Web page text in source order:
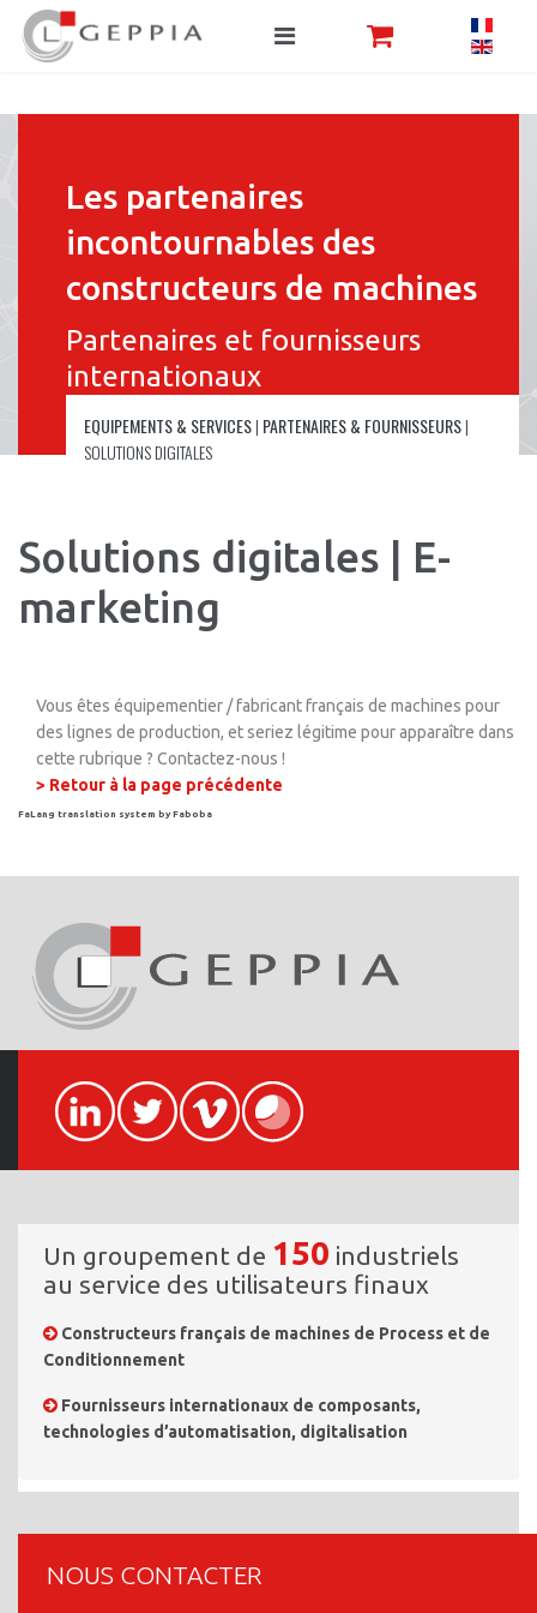
Les partenaires
incontournables des
constructeurs de machines
Partenaires et fournisseurs
internationaux
EQUIPEMENTS & SERVICES| PARTENAIRES & FOURNISSEURS|
SOLUTIONS DIGITALES
Solutions digitales | E-
marketing
Vous êtes équipementier / fabricant français de machines pour
des lignes de production, et seriez légitime pour apparaître dans
cette rubrique ? Contactez-nous !
> Retour à la page précédente
FaLang translation system by Faboba
Un groupement de 150 industriels
au service des utilisateurs finaux
Constructeurs français de machines de Process et de
Conditionnement
Fournisseurs internationaux de composants,
technologies d’automatisation, digitalisation
NOUS CONTACTER